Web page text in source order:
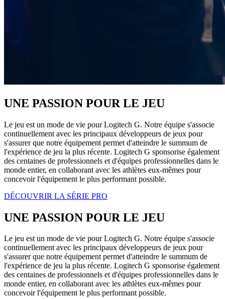
UNE PASSION POUR LE JEU
Le jeu est un mode de vie pour Logitech G. Notre équipe s'associe
continuellement avec les principaux développeurs de jeux pour
s'assurer que notre équipement permet d'atteindre le summum de
l'expérience de jeu la plus récente. Logitech G sponsorise également
des centaines de professionnels et d'équipes professionnelles dans le
monde entier, en collaborant avec les athlètes eux-mêmes pour
concevoir l'équipement le plus performant possible.
DÉCOUVRIR LA SÉRIE PRO
UNE PASSION POUR LE JEU
Le jeu est un mode de vie pour Logitech G. Notre équipe s'associe
continuellement avec les principaux développeurs de jeux pour
s'assurer que notre équipement permet d'atteindre le summum de
l'expérience de jeu la plus récente. Logitech G sponsorise également
des centaines de professionnels et d'équipes professionnelles dans le
monde entier, en collaborant avec les athlètes eux-mêmes pour
concevoir l'équipement le plus performant possible.